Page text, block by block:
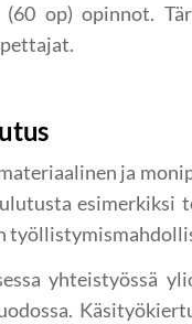
op) opinnot.
ja
esimerkiksi
yhteistyössä